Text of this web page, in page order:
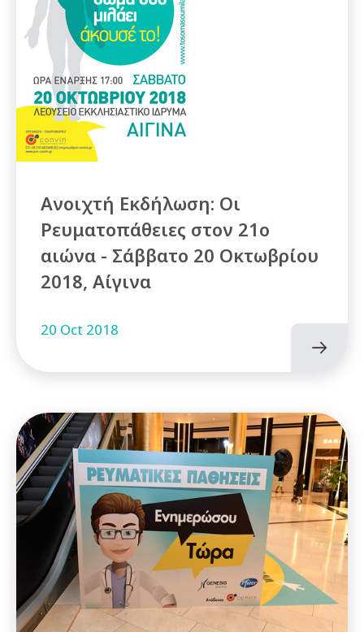
Ανοιχτή Εκδήλωση: Οι
Ρευματοπάθειες στον 21ο
αιώνα - Σάββατο 20 Οκτωβρίου
2018, Αίγινα
20 Oct 2018